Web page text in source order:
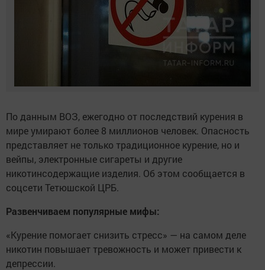
По данным ВОЗ, ежегодно от последствий курения в
мире умирают более 8 миллионов человек. Опасность
представляет не только традиционное курение, но и
вейпы, электронные сигареты и другие
никотинсодержащие изделия. Об этом сообщается в
соцсети Тетюшской ЦРБ.
Развенчиваем популярные мифы:
«Курение помогает снизить стресс» — на самом деле
никотин повышает тревожность и может привести к
депрессии.